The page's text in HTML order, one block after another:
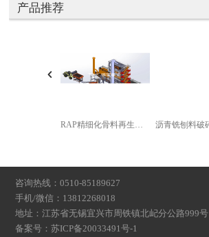
产品推荐
咨询热线：0510-85189627
手机/微信：13812268018
地址：江苏省无锡宜兴市周铁镇北屺分公路999号
备案号：苏ICP备20033491号-1